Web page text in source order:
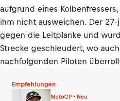
aufgrund eines
ihm nicht ausweichen. Der 27-
gegen die Leitplanke und
Strecke geschleudert, wo
nachfolgenden Piloten
Empfehlungen
MotoGP • Neu